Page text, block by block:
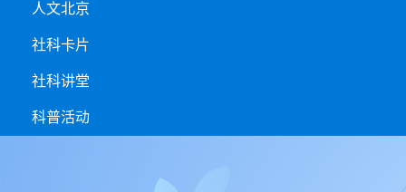
人文北京
社科卡片
社科讲堂
科普活动